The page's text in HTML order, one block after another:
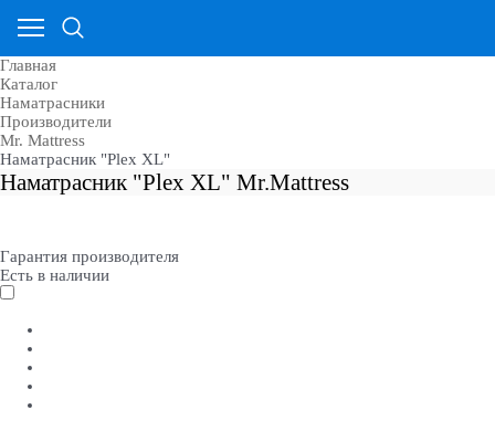
Главная
Каталог
Наматрасники
Производители
Mr. Mattress
Наматрасник "Plex XL"
Наматрасник "Plex XL" Mr.Mattress
Гарантия производителя
Есть в наличии